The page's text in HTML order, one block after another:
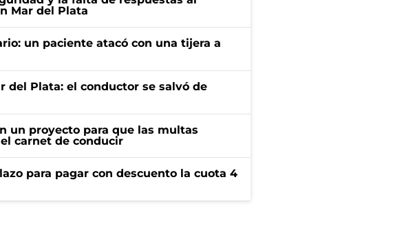
Mar del Plata
un paciente atacó con una tijera a
del Plata: el conductor se salvó de
un proyecto para que las multas
carnet de conducir
para pagar con descuento la cuota 4